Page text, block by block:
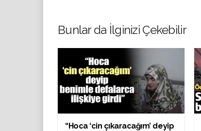
Bunlar da İlginizi Çekebilir
“Hoca ‘cin çıkaracağım’ deyip